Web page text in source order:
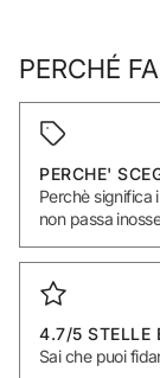
PERCHÉ
PERCHE'
Perchè significa
non passa
4.7/5 STELLE
Sai che puoi